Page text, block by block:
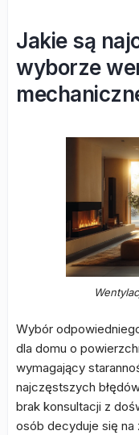
Jakie są
wyborze
Wybór
dla domu o
wymagający
najczęstszych
brak konsultacji z
osób decyduje się